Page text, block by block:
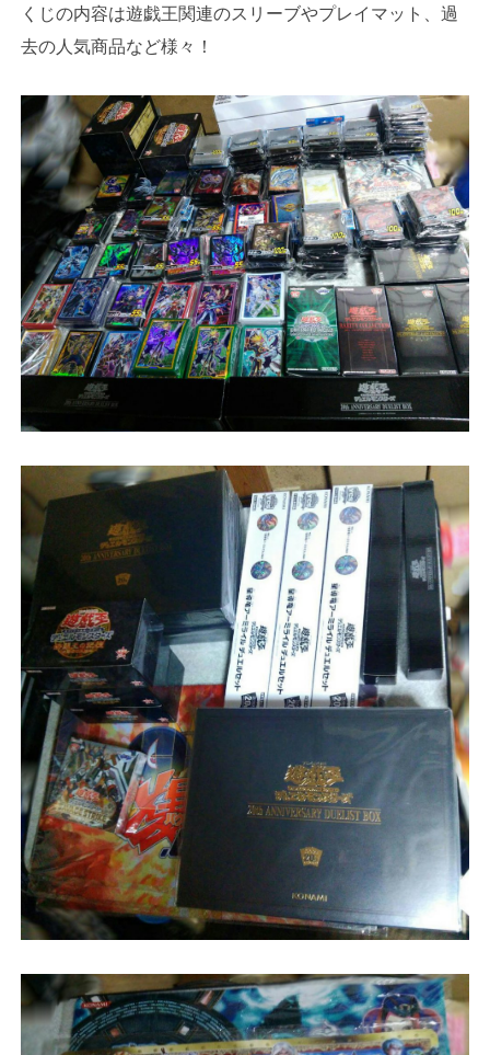
くじの内容は遊戯王関連のスリーブやプレイマット、過
去の人気商品など様々！